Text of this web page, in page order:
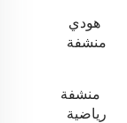
هودي
منشفة
منشفة
رياضية